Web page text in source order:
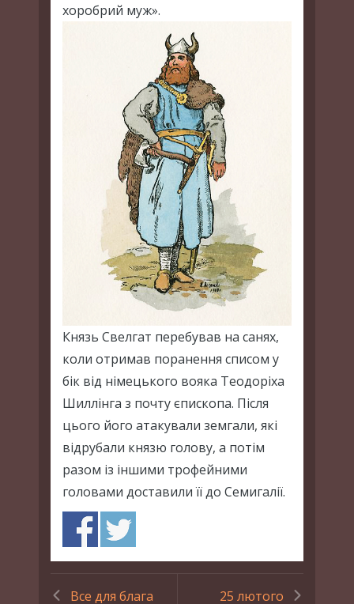
хоробрий муж».
Князь Свелгат перебував на санях,
коли отримав поранення списом у
бік від німецького вояка Теодоріха
Шиллінга з почту єпископа. Після
цього його атакували земгали, які
відрубали князю голову, а потім
разом із іншими трофейними
головами доставили її до Семигалії.
Все для блага 25 лютого